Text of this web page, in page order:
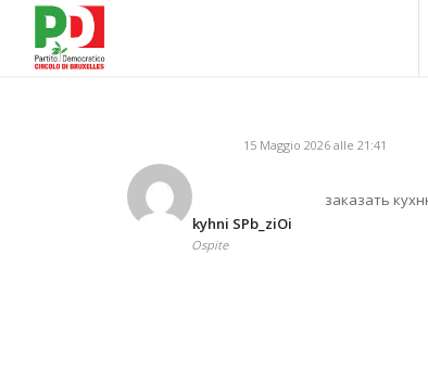
15 Maggio 2026 alle 21:41
kyhni SPb_ziOi
Ospite
заказать